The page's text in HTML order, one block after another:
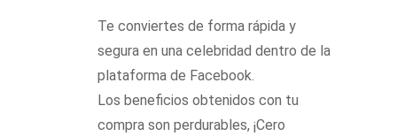
Te conviertes de forma rápida y
segura en una celebridad dentro de la
plataforma de Facebook.
Los beneficios obtenidos con tu
compra son perdurables, ¡Cero